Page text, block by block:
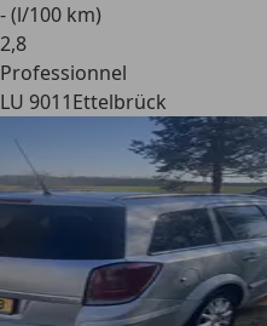
- (l/100 km)
2,8
Professionnel
LU 9011Ettelbrück